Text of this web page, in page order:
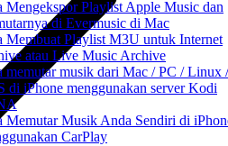
Mengekspor Playlist Apple Music dan
di Evermusic di Mac
Membuat Playlist M3U untuk Internet
atau Live Music Archive
memutar musik dari Mac / PC / Linux /
di iPhone menggunakan server Kodi
Memutar Musik Anda Sendiri di
CarPlay